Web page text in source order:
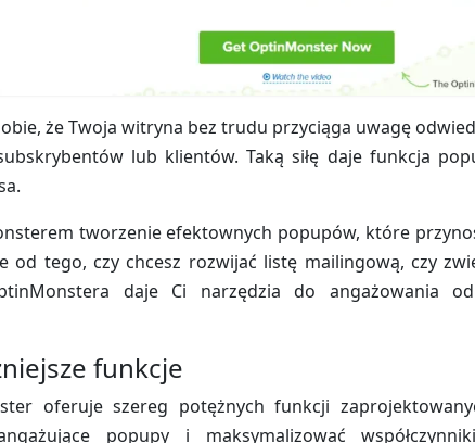
że Twoja witryna bez trudu przyciąga uwagę
lub klientów. Taką siłę daje funkcja
tworzenie efektownych popupów, które
od tego, czy chcesz rozwijać listę mailingową, czy
daje Ci narzędzia do angażowania
funkcje
oferuje szereg potężnych funkcji
popupy i maksymalizować